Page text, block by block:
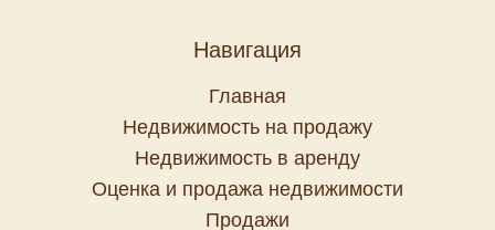
Навигация
Главная
Недвижимость на продажу
Недвижимость в аренду
Оценка и продажа недвижимости
Продажи